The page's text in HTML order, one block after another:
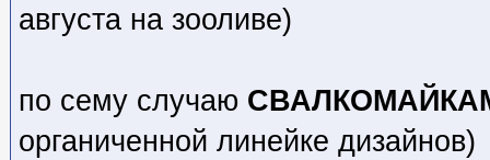
августа на зооливе)
по сему случаю
органиченной линейке дизайнов)